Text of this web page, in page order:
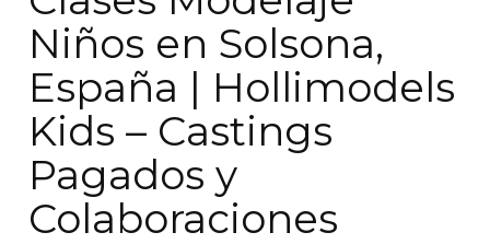
Niños en Solsona,
España | Hollimodels
Kids – Castings
Pagados y
Colaboraciones